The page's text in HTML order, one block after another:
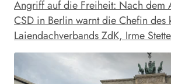
Angriff auf die Freiheit: Nach dem
CSD in Berlin warnt die Chefin des
Laiendachverbands ZdK, Irme